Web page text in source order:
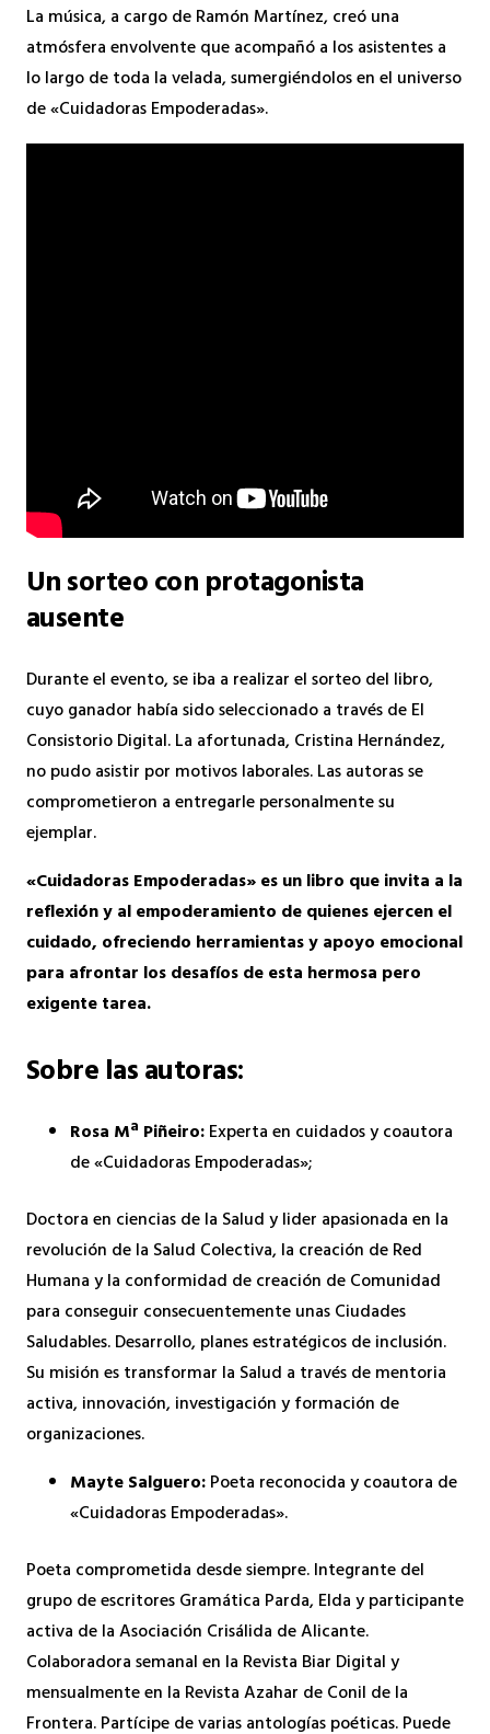
La música,a cargo de Ramón Martínez,creó una
atmósfera envolvente que acompañó a los asistentes a
lo largo de toda la velada,sumergiéndolos en el universo
de «Cuidadoras Empoderadas».
Un sorteo con protagonista
ausente
Durante el evento,se iba a realizar el sorteo del libro,
cuyo ganador había sido seleccionado a través de El
Consistorio Digital.La afortunada,Cristina Hernández,
no pudo asistir por motivos laborales.Las autoras se
comprometieron a entregarle personalmente su
ejemplar.
«Cuidadoras Empoderadas» es un libro que invita a la
reflexión y al empoderamiento de quienes ejercen el
cuidado, ofreciendo herramientas y apoyo emocional
para afrontar los desafíos de esta hermosa pero
exigente tarea.
Sobre las autoras:
Rosa Mª Piñeiro:Experta en cuidados y coautora
de «Cuidadoras Empoderadas»;
Doctora en ciencias de la Salud y lider apasionada en la
revolución de la Salud Colectiva, la creación de Red
Humana y la conformidad de creación de Comunidad
para conseguir consecuentemente unas Ciudades
Saludables. Desarrollo, planes estratégicos de inclusión.
Su misión es transformar la Salud a través de mentoria
activa, innovación, investigación y formación de
organizaciones.
Mayte Salguero:Poeta reconocida y coautora de
«Cuidadoras Empoderadas».
Poeta comprometida desde siempre. Integrante del
grupo de escritores Gramática Parda, Elda y participante
activa de la Asociación Crisálida de Alicante.
Colaboradora semanal en la Revista Biar Digital y
mensualmente en la Revista Azahar de Conil de la
Frontera. Partícipe de varias antologías poéticas. Puede